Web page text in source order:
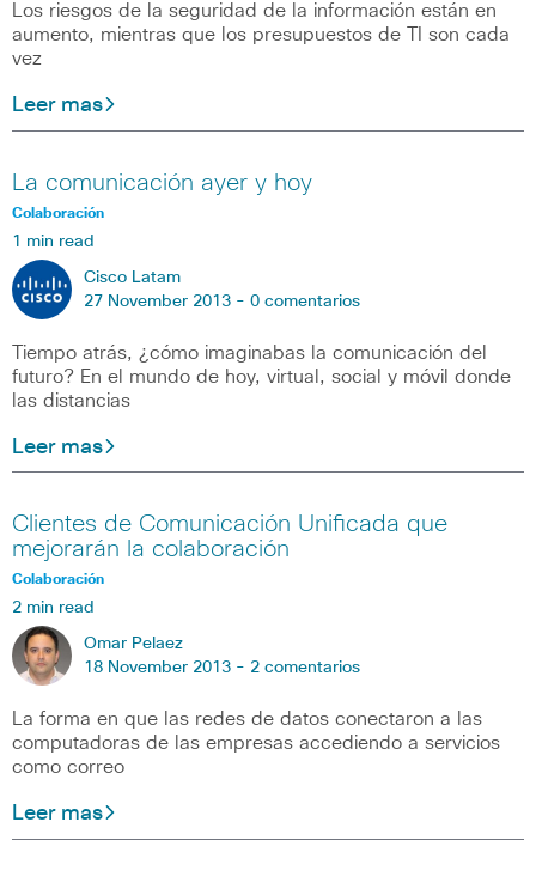
Los riesgos de la seguridad de la información están en
aumento, mientras que los presupuestos de TI son cada
vez
Leer mas
La comunicación ayer y hoy
Colaboración
1 min read
Cisco Latam
27 November 2013 - 0 comentarios
Tiempo atrás, ¿cómo imaginabas la comunicación del
futuro? En el mundo de hoy, virtual, social y móvil donde
las distancias
Leer mas
Clientes de Comunicación Unificada que
mejorarán la colaboración
Colaboración
2 min read
Omar Pelaez
18 November 2013 - 2 comentarios
La forma en que las redes de datos conectaron a las
computadoras de las empresas accediendo a servicios
como correo
Leer mas